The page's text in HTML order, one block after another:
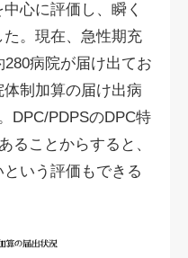
心に評価し、瞬く
。現在、急性期充
病院が届け出てお
制加算の届け出病
DPC/PDPSのDPC特
ることからすると、
いう評価もできる